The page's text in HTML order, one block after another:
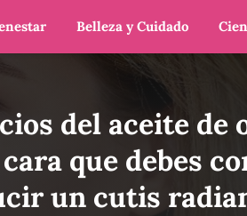
Belleza y Cuidado
del aceite de
que debes
un cutis